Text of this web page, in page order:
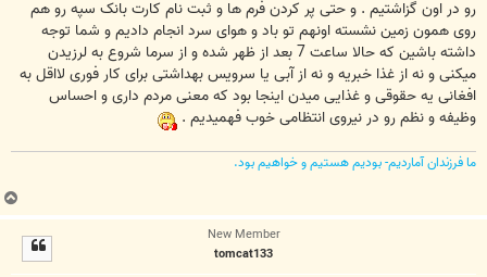
رو در اون گزاشتیم . و حتی پر کردن فرم ها و ثبت نام کارت بانک سپه رو هم
روی همون زمین نشسته اونهم تو باد و هوای سرد انجام دادیم و شما توجه
داشته باشین که حالا ساعت 7 بعد از ظهر شده و از سرما شروع به لرزیدن
میکنی و نه از غذا خبریه و نه از آبی یا سرویس بهداشتی برای کار فوری لااقل به
افغانی یه حقوقی و غذایی میدن اینجا بود که معنی مردم داری و احساس
وظیفه و نظم رو در نیروی انتظامی خوب فهمیدیم .
ما فرزندان آماردیم- بودیم هستیم و خواهیم بود.
ب
ا
New Member
tomcat133